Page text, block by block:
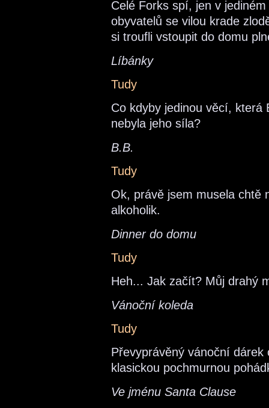
Celé Forks spí, jen v
obyvatelů se vilou krade
si troufli vstoupit do domu
Líbánky
Tudy
Co kdyby jedinou věcí, která
nebyla jeho síla?
B.B.
Tudy
Ok, právě jsem musela chtě
alkoholik.
Dinner do domu
Tudy
Heh... Jak začít? Můj drahý
Vánoční koleda
Tudy
Převyprávěný vánoční dárek
klasickou pochmurnou
Ve jménu Santa Clause